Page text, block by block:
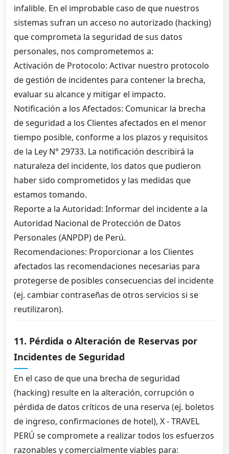
infalible. En el improbable caso de que nuestros
sistemas sufran un acceso no autorizado (hacking)
que comprometa la seguridad de sus datos
personales, nos comprometemos a:
Activación de Protocolo: Activar nuestro protocolo
de gestión de incidentes para contener la brecha,
evaluar su alcance y mitigar el impacto.
Notificación a los Afectados: Comunicar la brecha
de seguridad a los Clientes afectados en el menor
tiempo posible, conforme a los plazos y requisitos
de la Ley N° 29733. La notificación describirá la
naturaleza del incidente, los datos que pudieron
haber sido comprometidos y las medidas que
estamos tomando.
Reporte a la Autoridad: Informar del incidente a la
Autoridad Nacional de Protección de Datos
Personales (ANPDP) de Perú.
Recomendaciones: Proporcionar a los Clientes
afectados las recomendaciones necesarias para
protegerse de posibles consecuencias del incidente
(ej. cambiar contraseñas de otros servicios si se
reutilizaron).
11. Pérdida o Alteración de Reservas por
Incidentes de Seguridad
En el caso de que una brecha de seguridad
(hacking) resulte en la alteración, corrupción o
pérdida de datos críticos de una reserva (ej. boletos
de ingreso, confirmaciones de hotel), X - TRAVEL
PERÚ se compromete a realizar todos los esfuerzos
razonables y comercialmente viables para: